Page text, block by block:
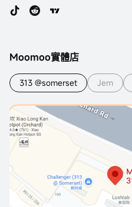
Moomoo實體店
313 @somerset Jem